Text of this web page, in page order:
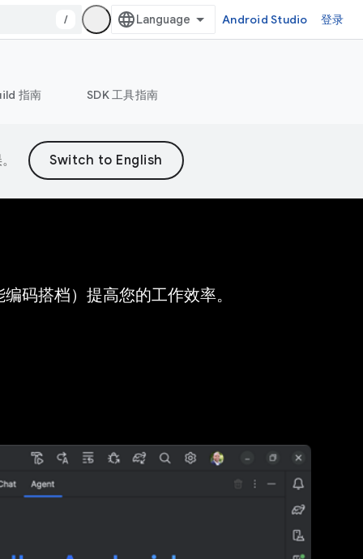
/ Android Studio 登录
指南 SDK 工具指南
码搭档）提高您的工作效率。